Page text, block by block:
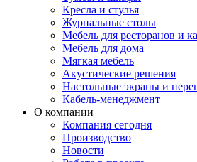
Кресла и стулья
Журнальные столы
Мебель для ресторанов и
Мебель для дома
Мягкая мебель
Акустические решения
Настольные экраны и
Кабель-менеджмент
О компании
Компания сегодня
Производство
Новости